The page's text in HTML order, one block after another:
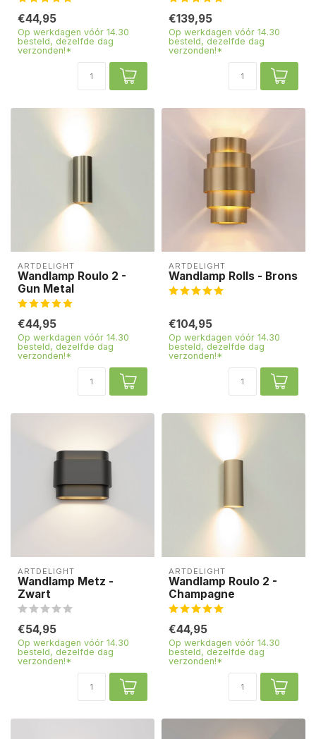
€44,95
Op werkdagen vóór 14.30
besteld, dezelfde dag
verzonden!*
€139,95
Op werkdagen vóór 14.30
besteld, dezelfde dag
verzonden!*
ARTDELIGHT
Wandlamp Roulo 2 -
Gun Metal
€44,95
Op werkdagen vóór 14.30
besteld, dezelfde dag
verzonden!*
ARTDELIGHT
Wandlamp Rolls - Brons
€104,95
Op werkdagen vóór 14.30
besteld, dezelfde dag
verzonden!*
ARTDELIGHT
Wandlamp Metz -
Zwart
€54,95
Op werkdagen vóór 14.30
besteld, dezelfde dag
verzonden!*
ARTDELIGHT
Wandlamp Roulo 2 -
Champagne
€44,95
Op werkdagen vóór 14.30
besteld, dezelfde dag
verzonden!*